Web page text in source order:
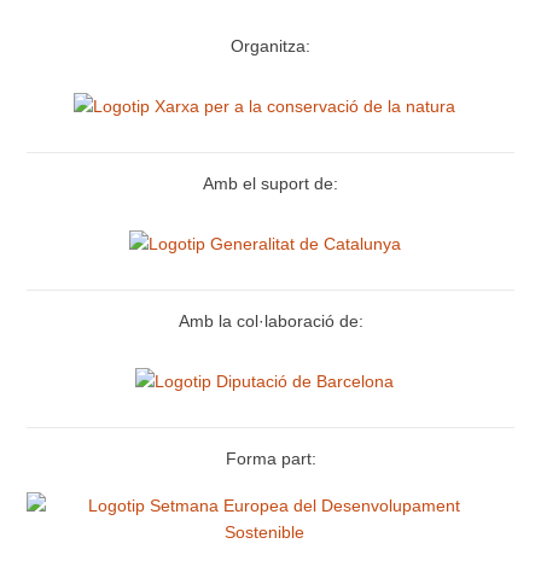
Organitza:
Amb el suport de:
Amb la col·laboració de:
Forma part: